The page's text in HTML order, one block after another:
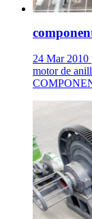
24 Mar 2010
motor de